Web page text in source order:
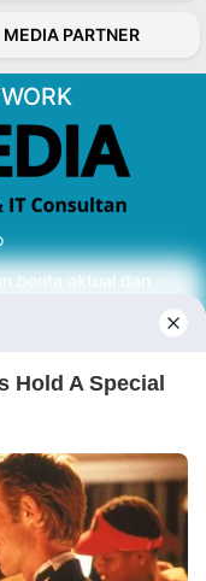
MEDIA PARTNER
berita aktual dan
yang tepat.